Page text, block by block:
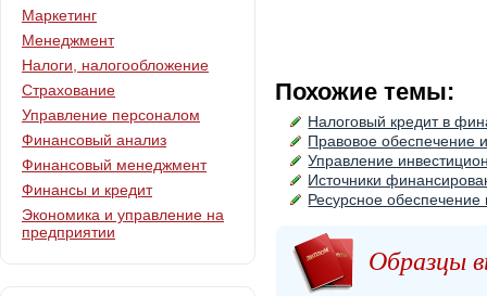
Похожие темы:
Налоговый кредит в
Правовое обеспечение
Управление
Источники
Ресурсное
Образцы
Маркетинг
Менеджмент
Налоги, налогообложение
Страхование
Управление персоналом
Финансовый анализ
Финансовый менеджмент
Финансы и кредит
Экономика и управление на
предприятии